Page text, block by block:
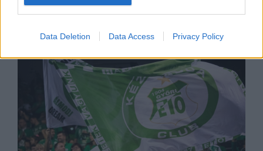
Data Deletion Data Access Privacy Policy